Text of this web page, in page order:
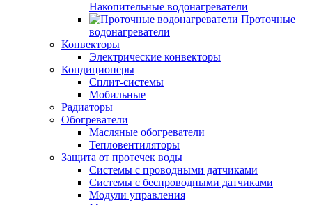
Накопительные водонагреватели
Проточные
водонагреватели
Конвекторы
Электрические конвекторы
Кондиционеры
Сплит-системы
Мобильные
Радиаторы
Обогреватели
Масляные обогреватели
Тепловентиляторы
Защита от протечек воды
Системы с проводными датчиками
Системы с беспроводными датчиками
Модули управления